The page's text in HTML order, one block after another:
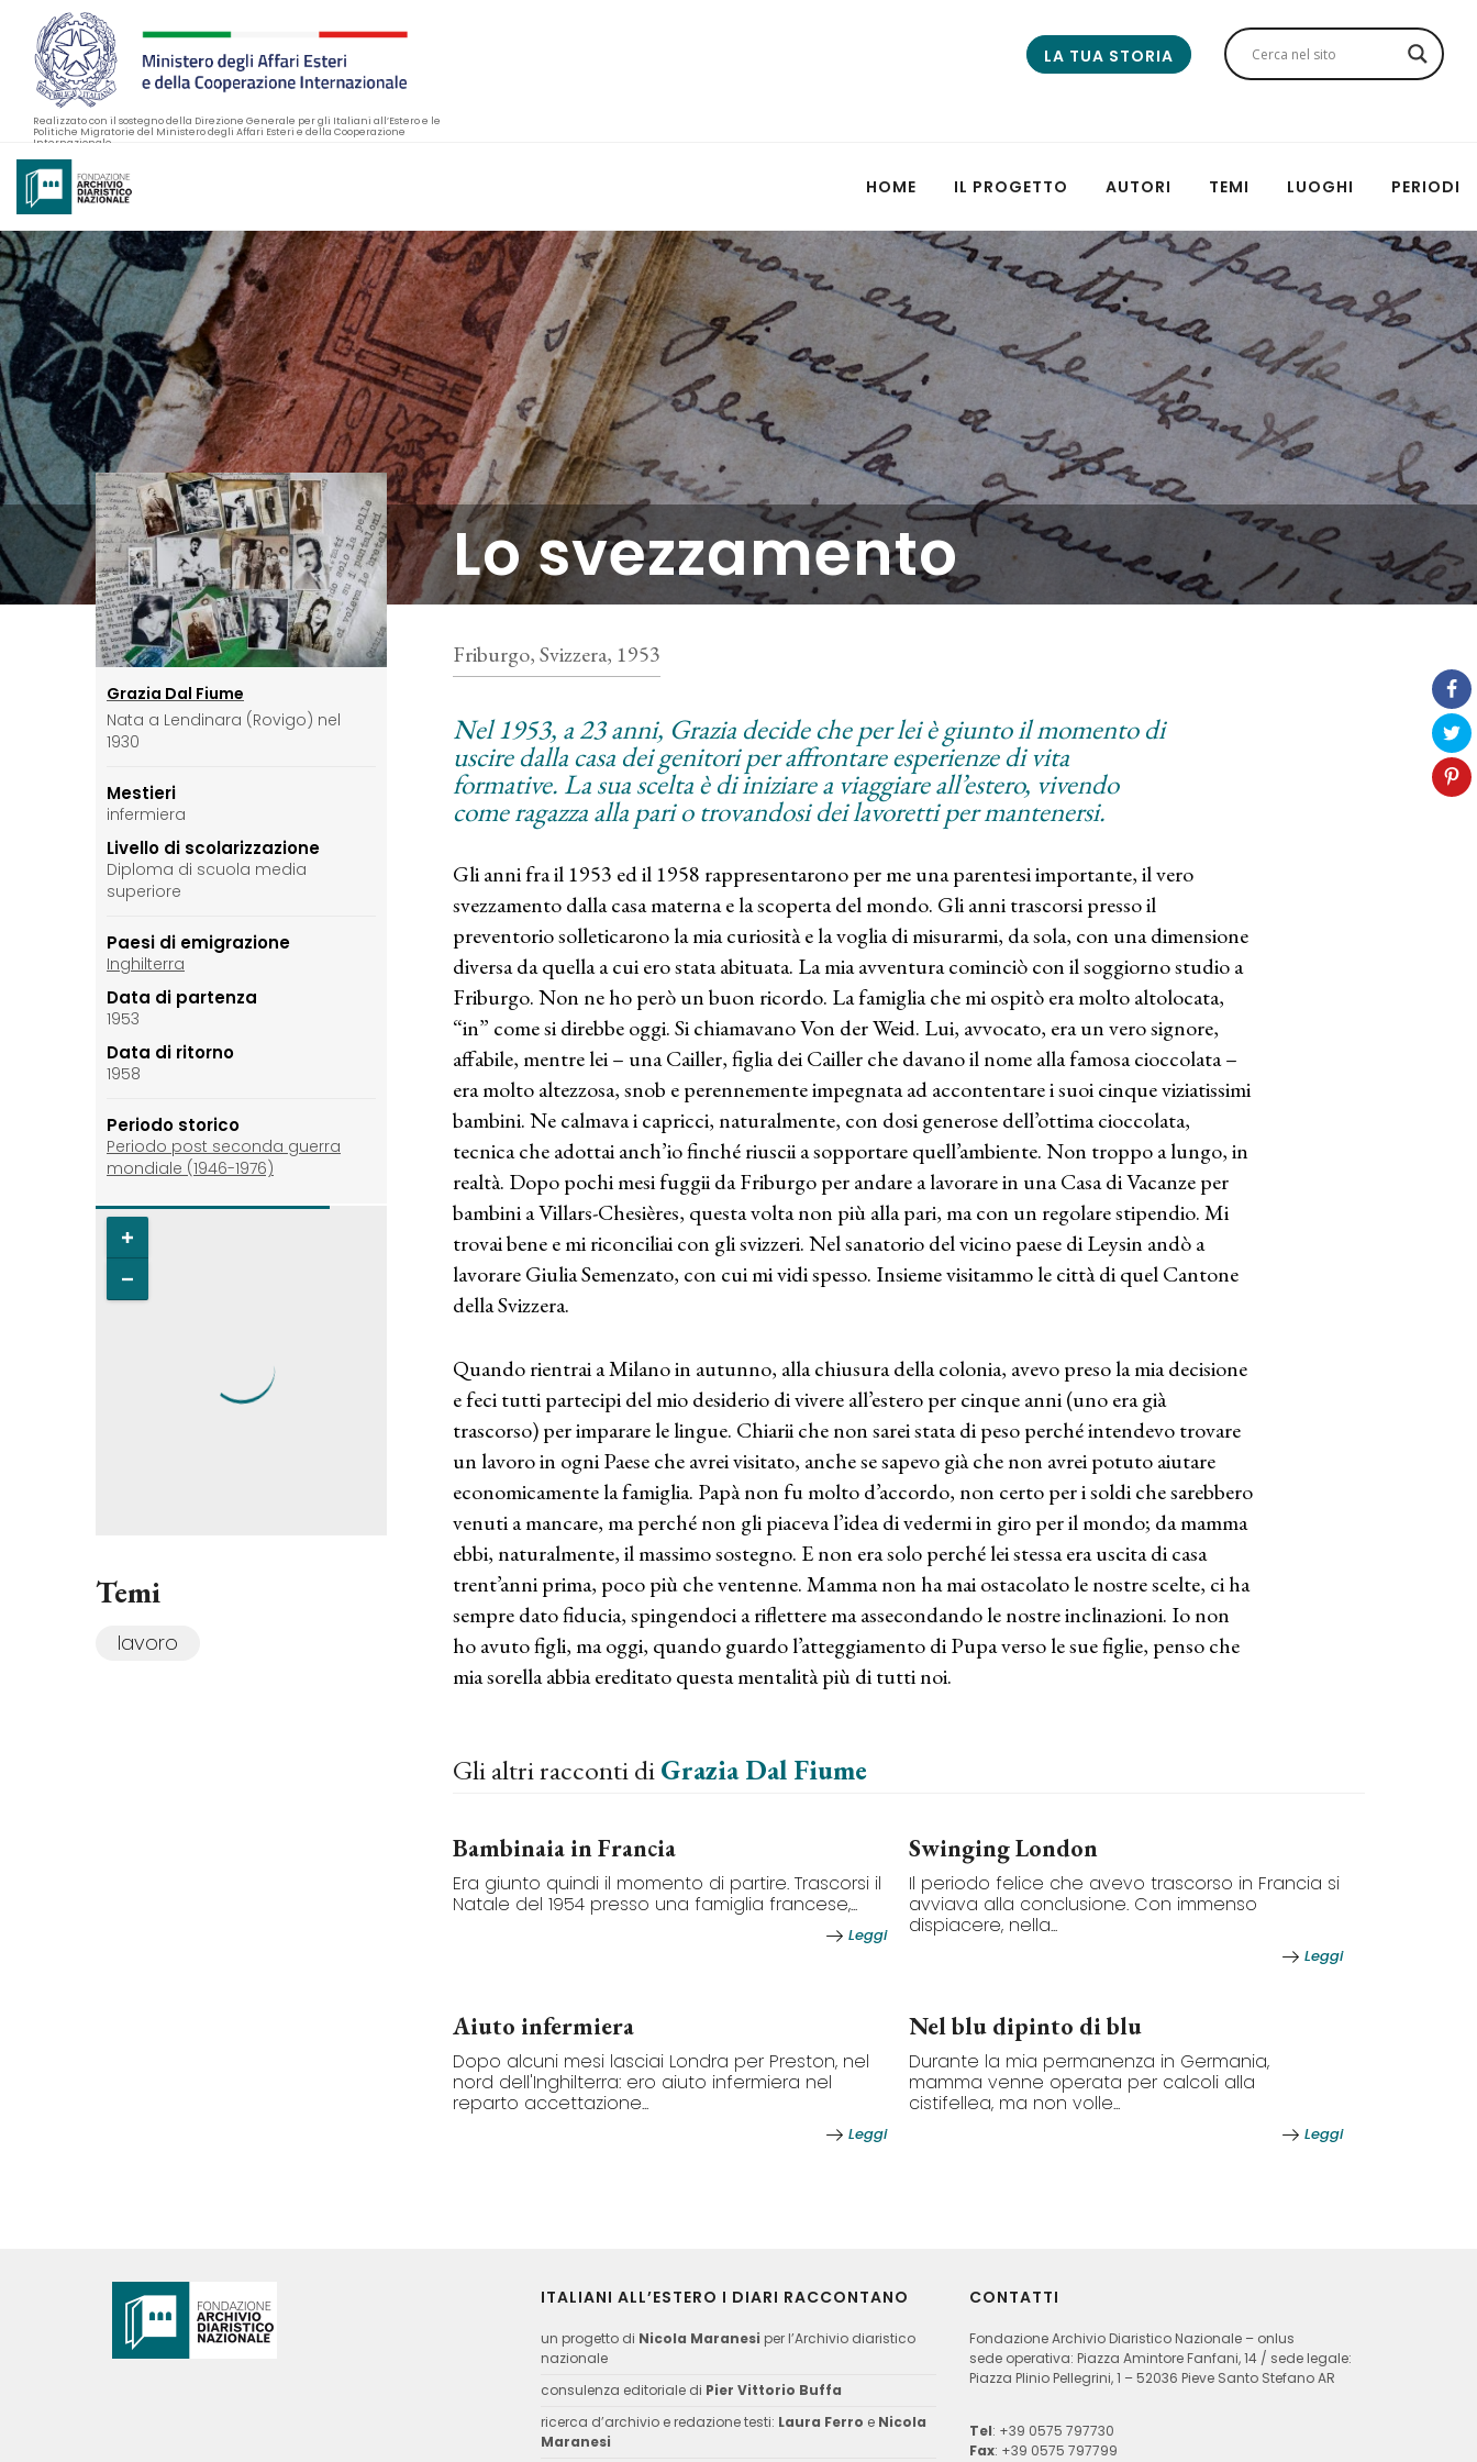
Realizzato con il sostegno della Direzione Generale per gli Italiani all’Estero e le
Politiche Migratorie del Ministero degli Affari Esteri e della Cooperazione
Internazionale
LA TUA STORIA
HOME IL PROGETTO AUTORI TEMI LUOGHI PERIODI
Lo svezzamento
Grazia Dal Fiume
Nata a Lendinara (Rovigo) nel
1930
Mestieri
infermiera
Livello di scolarizzazione
Diploma di scuola media
superiore
Paesi di emigrazione
Inghilterra
Data di partenza
1953
Data di ritorno
1958
Periodo storico
Periodo post seconda guerra
mondiale (1946-1976)
Temi
lavoro
Friburgo, Svizzera, 1953
Nel 1953, a 23 anni, Grazia decide che per lei è giunto il momento di
uscire dalla casa dei genitori per affrontare esperienze di vita
formative. La sua scelta è di iniziare a viaggiare all’estero, vivendo
come ragazza alla pari o trovandosi dei lavoretti per mantenersi.
Gli anni fra il 1953 ed il 1958 rappresentarono per me una parentesi importante, il vero
svezzamento dalla casa materna e la scoperta del mondo. Gli anni trascorsi presso il
preventorio solleticarono la mia curiosità e la voglia di misurarmi, da sola, con una dimensione
diversa da quella a cui ero stata abituata. La mia avventura cominciò con il soggiorno studio a
Friburgo. Non ne ho però un buon ricordo. La famiglia che mi ospitò era molto altolocata,
“in” come si direbbe oggi. Si chiamavano Von der Weid. Lui, avvocato, era un vero signore,
affabile, mentre lei – una Cailler, figlia dei Cailler che davano il nome alla famosa cioccolata –
era molto altezzosa, snob e perennemente impegnata ad accontentare i suoi cinque viziatissimi
bambini. Ne calmava i capricci, naturalmente, con dosi generose dell’ottima cioccolata,
tecnica che adottai anch’io finché riuscii a sopportare quell’ambiente. Non troppo a lungo, in
realtà. Dopo pochi mesi fuggii da Friburgo per andare a lavorare in una Casa di Vacanze per
bambini a Villars-Chesières, questa volta non più alla pari, ma con un regolare stipendio. Mi
trovai bene e mi riconciliai con gli svizzeri. Nel sanatorio del vicino paese di Leysin andò a
lavorare Giulia Semenzato, con cui mi vidi spesso. Insieme visitammo le città di quel Cantone
della Svizzera.
Quando rientrai a Milano in autunno, alla chiusura della colonia, avevo preso la mia decisione
e feci tutti partecipi del mio desiderio di vivere all’estero per cinque anni (uno era già
trascorso) per imparare le lingue. Chiarii che non sarei stata di peso perché intendevo trovare
un lavoro in ogni Paese che avrei visitato, anche se sapevo già che non avrei potuto aiutare
economicamente la famiglia. Papà non fu molto d’accordo, non certo per i soldi che sarebbero
venuti a mancare, ma perché non gli piaceva l’idea di vedermi in giro per il mondo; da mamma
ebbi, naturalmente, il massimo sostegno. E non era solo perché lei stessa era uscita di casa
trent’anni prima, poco più che ventenne. Mamma non ha mai ostacolato le nostre scelte, ci ha
sempre dato fiducia, spingendoci a riflettere ma assecondando le nostre inclinazioni. Io non
ho avuto figli, ma oggi, quando guardo l’atteggiamento di Pupa verso le sue figlie, penso che
mia sorella abbia ereditato questa mentalità più di tutti noi.
Gli altri racconti diGrazia Dal Fiume
Bambinaia in Francia
Era giunto quindi il momento di partire. Trascorsi il
Natale del 1954 presso una famiglia francese,...
Leggi
Swinging London
Il periodo felice che avevo trascorso in Francia si
avviava alla conclusione. Con immenso
dispiacere, nella...
Leggi
Aiuto infermiera
Dopo alcuni mesi lasciai Londra per Preston, nel
nord dell'Inghilterra: ero aiuto infermiera nel
reparto accettazione...
Leggi
Nel blu dipinto di blu
Durante la mia permanenza in Germania,
mamma venne operata per calcoli alla
cistifellea, ma non volle...
Leggi
ITALIANI ALL’ESTERO I DIARI RACCONTANO
un progetto di Nicola Maranesi per l’Archivio diaristico
nazionale
consulenza editoriale di Pier Vittorio Buffa
ricerca d’archivio e redazione testi: Laura Ferro e Nicola
Maranesi
CONTATTI
Fondazione Archivio Diaristico Nazionale – onlus
sede operativa: Piazza Amintore Fanfani, 14 / sede legale:
Piazza Plinio Pellegrini, 1 – 52036 Pieve Santo Stefano AR
Tel: +39 0575 797730
Fax: +39 0575 797799